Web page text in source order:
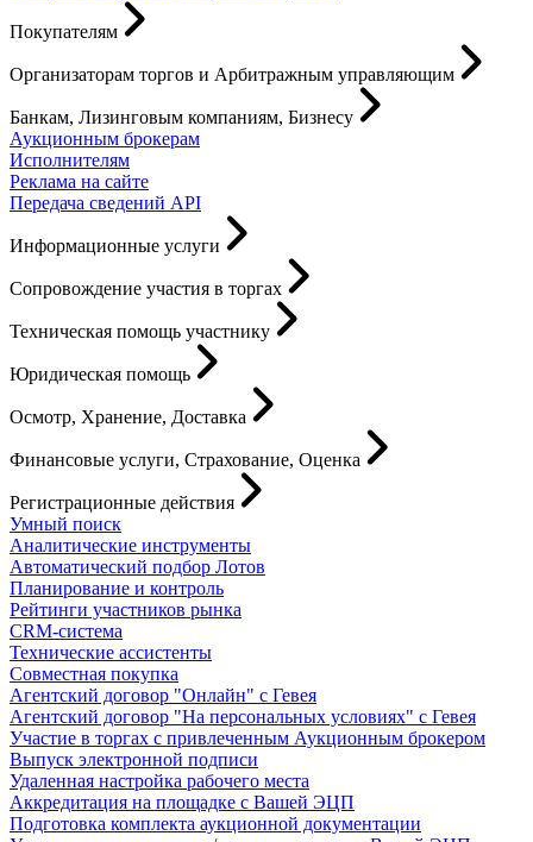
Покупателям
Организаторам торгов и Арбитражным управляющим
Банкам, Лизинговым компаниям, Бизнесу
Аукционным брокерам
Исполнителям
Реклама на сайте
Передача сведений API
Информационные услуги
Сопровождение участия в торгах
Техническая помощь участнику
Юридическая помощь
Осмотр, Хранение, Доставка
Финансовые услуги, Страхование, Оценка
Регистрационные действия
Умный поиск
Аналитические инструменты
Автоматический подбор Лотов
Планирование и контроль
Рейтинги участников рынка
CRM-система
Технические ассистенты
Совместная покупка
Агентский договор "Онлайн" с Гевея
Агентский договор "На персональных условиях" с Гевея
Участие в торгах с привлеченным Аукционным брокером
Выпуск электронной подписи
Удаленная настройка рабочего места
Аккредитация на площадке с Вашей ЭЦП
Подготовка комплекта аукционной документации